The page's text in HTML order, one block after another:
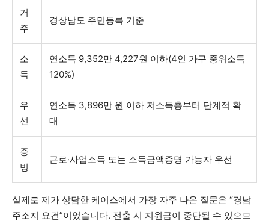
거
주
경상남도 주민등록 기준
소
득
연소득 9,352만 4,227원 이하(4인 가구 중위소득
120%)
우
선
연소득 3,896만 원 이하 저소득층부터 단계적 확
대
증
빙
근로·사업소득 또는 소득금액증명 가능자 우선
실제로 제가 상담한 케이스에서 가장 자주 나온 질문은 “경남
주소지 요건”이었습니다. 전출 시 지원금이 중단될 수 있으므